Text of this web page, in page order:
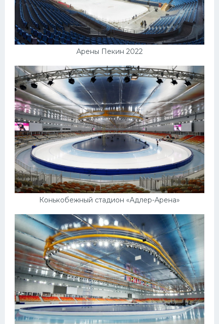
Арены Пекин 2022
Конькобежный стадион «Адлер-Арена»